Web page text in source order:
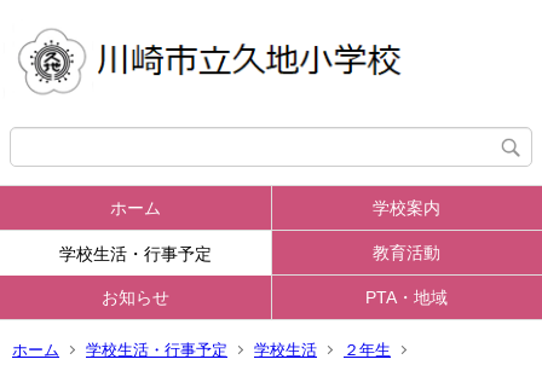
ホーム 学校案内
学校生活・行事予定 教育活動
お知らせ PTA・地域
ホーム 学校生活・行事予定 学校生活
２年生